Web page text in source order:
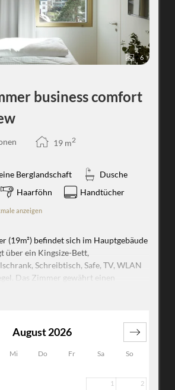
6
business comfort
19 m2
Berglandschaft
Dusche
Haarföhn Handtücher
anzeigen
(19m²) befindet sich im Hauptgebäude
über ein Kingsize-Bett,
Schreibtisch, Safe, TV, WLAN
Das Zimmer gewährt einen
österreichischen Alpen.
Mi Do Fr Sa So
August 2026
1 2